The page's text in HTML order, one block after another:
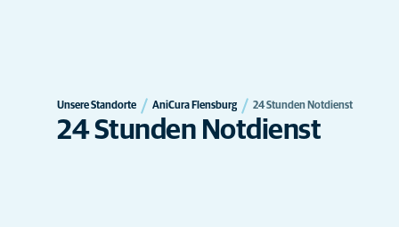
Unsere Standorte AniCura Flensburg 24 Stunden Notdienst
24 Stunden Notdienst